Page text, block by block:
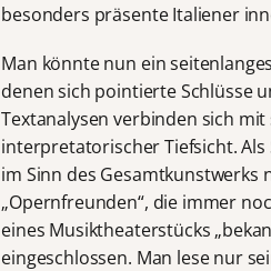
besonders präsente Italiener
Man könnte nun ein
denen sich pointierte Schlüsse
Textanalysen verbinden sich
interpretatorischer Tiefsicht.
im Sinn des Gesamtkunstwerks
„Opernfreunden“, die immer
eines Musiktheaterstücks
eingeschlossen. Man lese nur